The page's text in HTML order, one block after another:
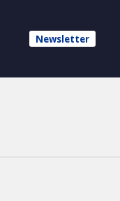
Newsletter